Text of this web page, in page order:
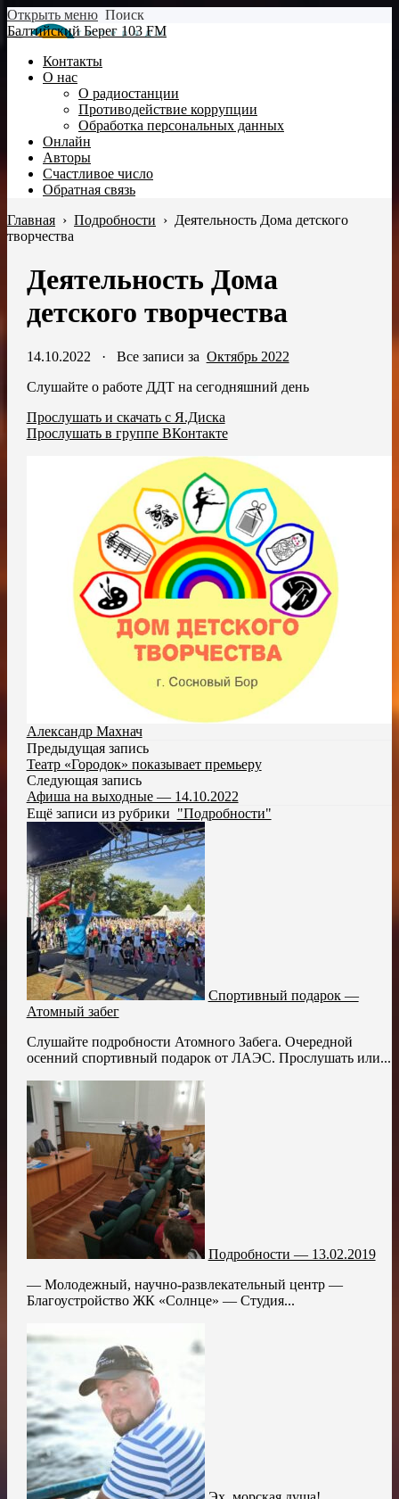
Открыть меню Поиск
Балтийский Берег 103 FM
Контакты
О нас
О радиостанции
Противодействие коррупции
Обработка персональных данных
Онлайн
Авторы
Счастливое число
Обратная связь
Главная › Подробности › Деятельность Дома детского
творчества
Деятельность Дома
детского творчества
14.10.2022 · Все записи за Октябрь 2022
Слушайте о работе ДДТ на сегодняшний день
Прослушать и скачать с Я.Диска
Прослушать в группе ВКонтакте
Александр Махнач
Предыдущая запись
Театр «Городок» показывает премьеру
Следующая запись
Афиша на выходные — 14.10.2022
Ещё записи из рубрики "Подробности"
Спортивный подарок —
Атомный забег
Слушайте подробности Атомного Забега. Очередной
осенний спортивный подарок от ЛАЭС. Прослушать или...
Подробности — 13.02.2019
— Молодежный, научно-развлекательный центр —
Благоустройство ЖК «Солнце» — Студия...